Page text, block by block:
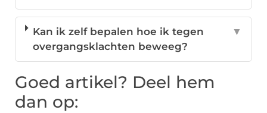
Kan ik zelf bepalen hoe ik tegen
overgangsklachten beweeg?
▼
Goed artikel? Deel hem
dan op: